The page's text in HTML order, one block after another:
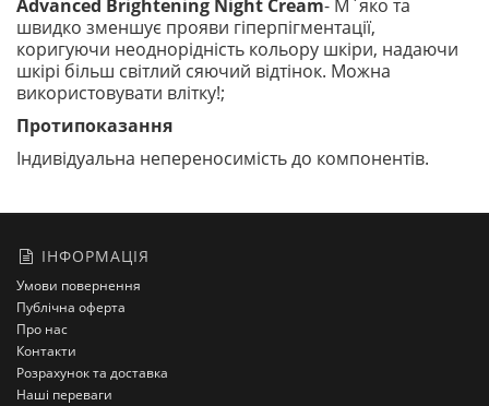
Advanced Brightening Night Cream- М`яко та
швидко зменшує прояви гіперпігментації,
коригуючи неоднорідність кольору шкіри, надаючи
шкірі більш світлий сяючий відтінок. Можна
використовувати влітку!;
Протипоказання
Індивідуальна непереносимість до компонентів.
ІНФОРМАЦІЯ
Умови повернення
Публічна оферта
Про нас
Контакти
Розрахунок та доставка
Наші переваги